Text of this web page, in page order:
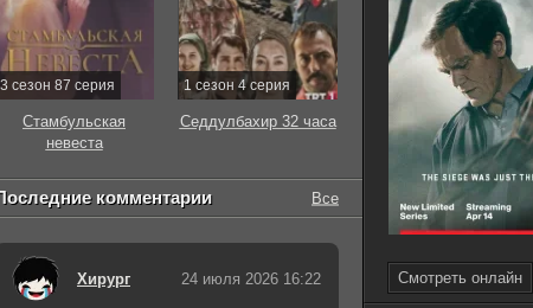
Смотреть онлайн
3 сезон 87 серия
Стамбульская
невеста
1 сезон 4 серия
Седдулбахир 32 часа
комментарии Все
Хирург 24 июля 2026 16:22